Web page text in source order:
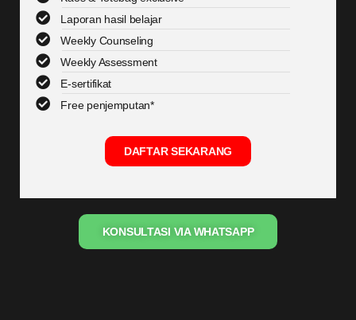
Laporan hasil belajar
Weekly Counseling
Weekly Assessment
E-sertifikat
Free penjemputan*
DAFTAR SEKARANG
KONSULTASI VIA WHATSAPP